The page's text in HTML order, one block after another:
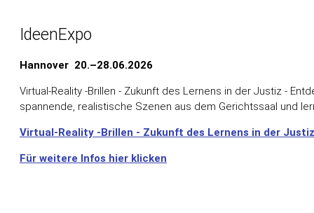
IdeenExpo
Hannover 20.–28.06.2026
Virtual-Reality -Brillen - Zukunft des Lernens in der Justiz -
spannende, realistische Szenen aus dem Gerichtssaal und
Virtual-Reality -Brillen - Zukunft des Lernens in der Justiz
Für weitere Infos hier klicken